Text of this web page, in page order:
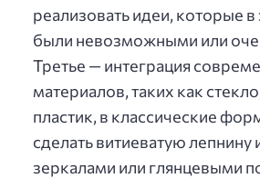
реализовать идеи, которые
были невозможными или
Третье — интеграция
материалов, таких как
пластик, в классические
сделать витиеватую лепнину
зеркалами или глянцевыми